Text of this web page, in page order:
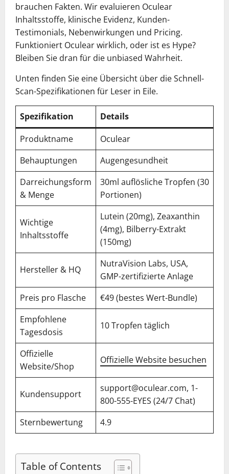
brauchen Fakten. Wir evaluieren Oculear
Inhaltsstoffe, klinische Evidenz, Kunden-
Testimonials, Nebenwirkungen und Pricing.
Funktioniert Oculear wirklich, oder ist es Hype?
Bleiben Sie dran für die unbiased Wahrheit.
Unten finden Sie eine Übersicht über die Schnell-
Scan-Spezifikationen für Leser in Eile.
Spezifikation
Details
Produktname
Oculear
Behauptungen
Augengesundheit
Darreichungsform
& Menge
30ml auflösliche Tropfen (30
Portionen)
Wichtige
Inhaltsstoffe
Lutein (20mg), Zeaxanthin
(4mg), Bilberry-Extrakt
(150mg)
Hersteller & HQ
NutraVision Labs, USA,
GMP-zertifizierte Anlage
Preis pro Flasche
€49 (bestes Wert-Bundle)
Empfohlene
Tagesdosis
10 Tropfen täglich
Offizielle
Website/Shop
Offizielle Website besuchen
Kundensupport
support@oculear.com, 1-
800-555-EYES (24/7 Chat)
Sternbewertung
4.9
Table of Contents